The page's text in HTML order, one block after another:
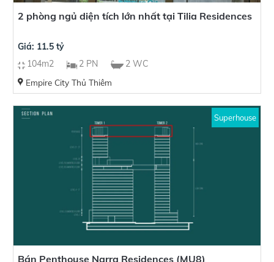
2 phòng ngủ diện tích lớn nhất tại Tilia Residences
Giá: 11.5 tỷ
104m2
2 PN 2 WC
Empire City Thủ Thiêm
Superhouse
Bán Penthouse Narra Residences (MU8)